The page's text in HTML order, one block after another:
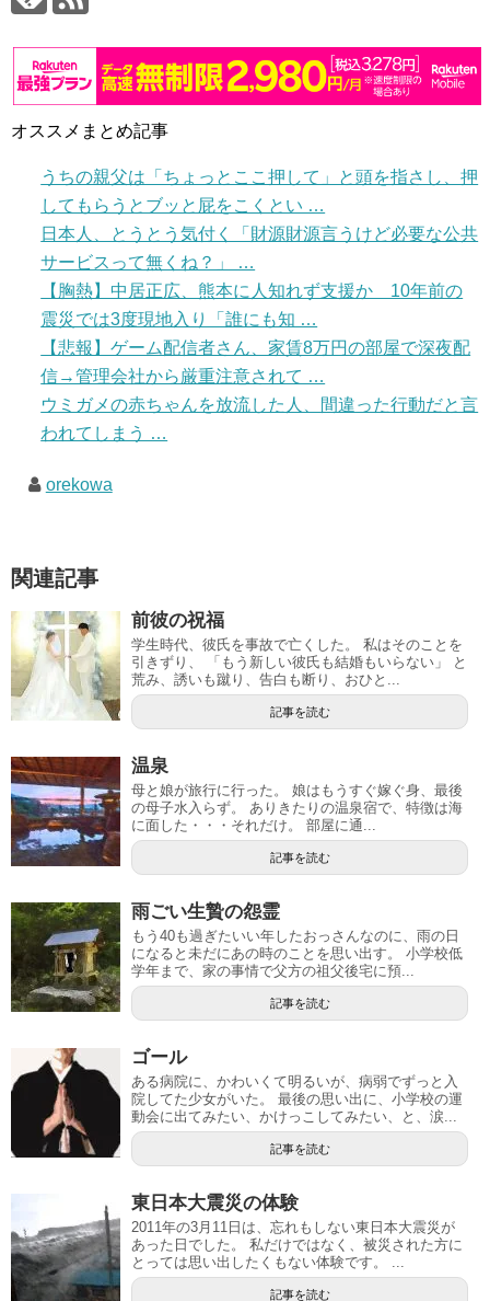
オススメまとめ記事
うちの親父は「ちょっとここ押して」と頭を指さし、押
してもらうとブッと屁をこくとい …
日本人、とうとう気付く「財源財源言うけど必要な公共
サービスって無くね？」 …
【胸熱】中居正広、熊本に人知れず支援か 10年前の
震災では3度現地入り「誰にも知 …
【悲報】ゲーム配信者さん、家賃8万円の部屋で深夜配
信→管理会社から厳重注意されて …
ウミガメの赤ちゃんを放流した人、間違った行動だと言
われてしまう …
orekowa
関連記事
前彼の祝福
学生時代、彼氏を事故で亡くした。 私はそのことを
引きずり、 「もう新しい彼氏も結婚もいらない」 と
荒み、誘いも蹴り、告白も断り、おひと...
記事を読む
温泉
母と娘が旅行に行った。 娘はもうすぐ嫁ぐ身、最後
の母子水入らず。 ありきたりの温泉宿で、特徴は海
に面した・・・それだけ。 部屋に通...
記事を読む
雨ごい生贄の怨霊
もう40も過ぎたいい年したおっさんなのに、雨の日
になると未だにあの時のことを思い出す。 小学校低
学年まで、家の事情で父方の祖父後宅に預...
記事を読む
ゴール
ある病院に、かわいくて明るいが、病弱でずっと入
院してた少女がいた。 最後の思い出に、小学校の運
動会に出てみたい、かけっこしてみたい、と、涙...
記事を読む
東日本大震災の体験
2011年の3月11日は、忘れもしない東日本大震災が
あった日でした。 私だけではなく、被災された方に
とっては思い出したくもない体験です。 ...
記事を読む